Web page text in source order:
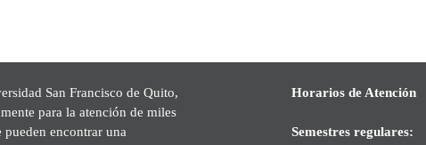
San Francisco de Quito,
para la atención de miles
pueden encontrar una
Horarios de Atención
Semestres regulares: